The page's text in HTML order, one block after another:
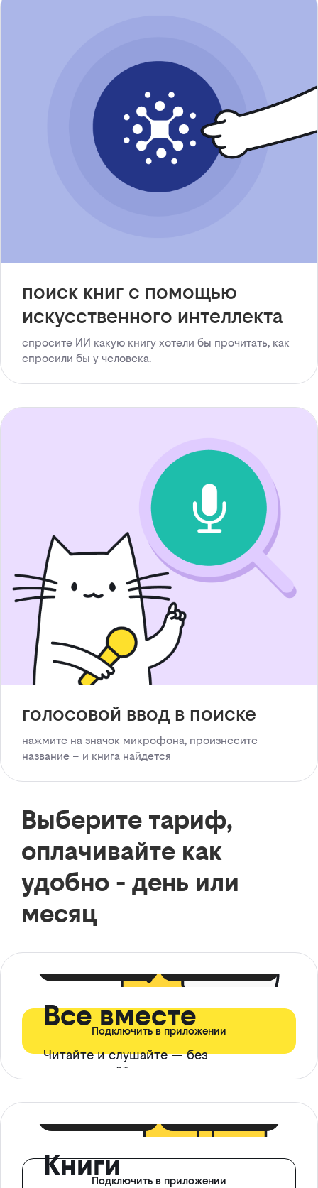
поиск книг с помощью
искусственного интеллекта
спросите ИИ какую книгу хотели бы прочитать, как
спросили бы у человека.
голосовой ввод в поиске
нажмите на значок микрофона, произнесите
название – и книга найдется
Выберите тариф,
оплачивайте как
удобно - день или
месяц
Все вместе
Читайте и слушайте — без
ограничений*
Подключить в приложении
КнигиПодключить в приложении